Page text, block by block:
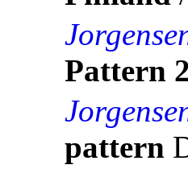
Pattern
pattern